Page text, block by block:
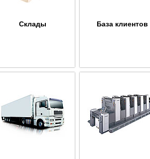
Склады База клиентов